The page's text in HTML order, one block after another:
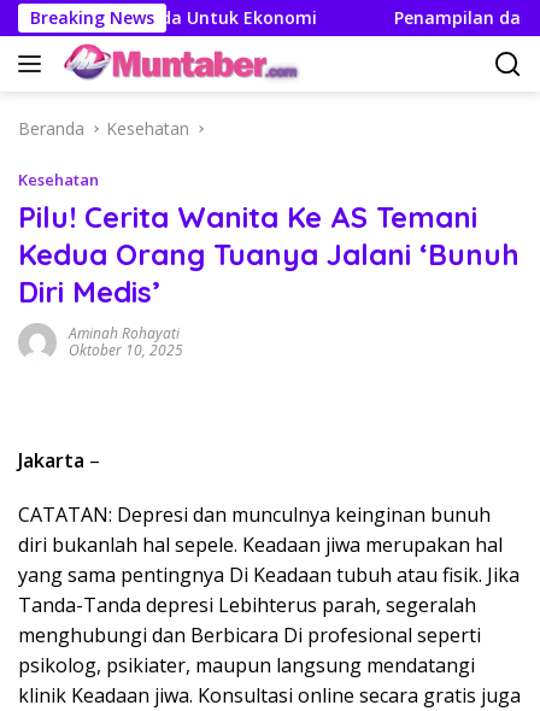
Langsung
ke
konten
Breaking News
Berganda Untuk Ekonomi Penampilan dan Efisien
Beranda Kesehatan
Kesehatan
Pilu! Cerita Wanita Ke AS Temani
Kedua Orang Tuanya Jalani ‘Bunuh
Diri Medis’
Aminah Rohayati
Oktober 10, 2025
Jakarta –
CATATAN: Depresi dan munculnya keinginan bunuh
diri bukanlah hal sepele. Keadaan jiwa merupakan hal
yang sama pentingnya Di Keadaan tubuh atau fisik. Jika
Tanda-Tanda depresi Lebihterus parah, segeralah
menghubungi dan Berbicara Di profesional seperti
psikolog, psikiater, maupun langsung mendatangi
klinik Keadaan jiwa. Konsultasi online secara gratis juga